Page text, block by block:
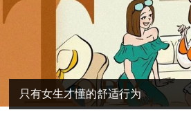
只有女生才懂的舒适行为